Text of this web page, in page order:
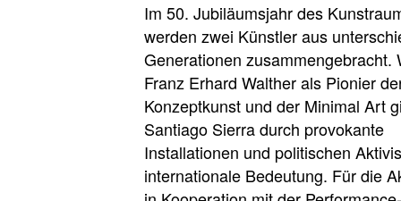
Im 50. Jubiläumsjahr des
werden zwei Künstler aus
Generationen zusammengebracht.
Franz Erhard Walther als Pionier
Konzeptkunst und der Minimal Art
Santiago Sierra durch provokante
Installationen und politischen
internationale Bedeutung. Für die